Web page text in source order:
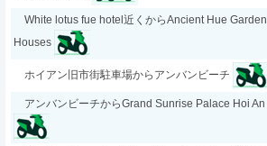
White lotus fue hotel近くからAncient Hue Garden
Houses
ホイアン旧市街駐車場からアンバンビーチ
アンバンビーチからGrand Sunrise Palace Hoi An